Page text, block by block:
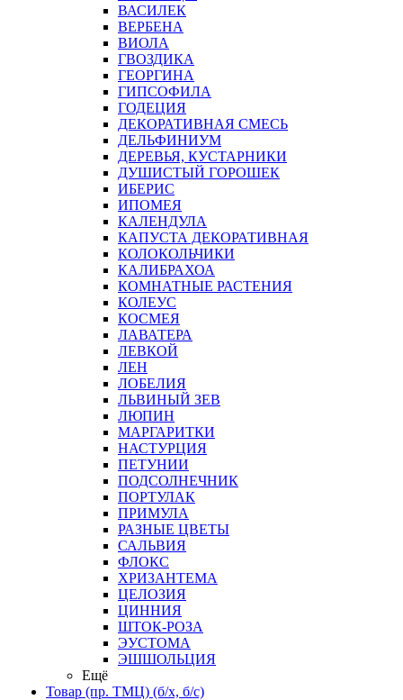
ВАСИЛЕК
ВЕРБЕНА
ВИОЛА
ГВОЗДИКА
ГЕОРГИНА
ГИПСОФИЛА
ГОДЕЦИЯ
ДЕКОРАТИВНАЯ СМЕСЬ
ДЕЛЬФИНИУМ
ДЕРЕВЬЯ, КУСТАРНИКИ
ДУШИСТЫЙ ГОРОШЕК
ИБЕРИС
ИПОМЕЯ
КАЛЕНДУЛА
КАПУСТА ДЕКОРАТИВНАЯ
КОЛОКОЛЬЧИКИ
КАЛИБРАХОА
КОМНАТНЫЕ РАСТЕНИЯ
КОЛЕУС
КОСМЕЯ
ЛАВАТЕРА
ЛЕВКОЙ
ЛЕН
ЛОБЕЛИЯ
ЛЬВИНЫЙ ЗЕВ
ЛЮПИН
МАРГАРИТКИ
НАСТУРЦИЯ
ПЕТУНИИ
ПОДСОЛНЕЧНИК
ПОРТУЛАК
ПРИМУЛА
РАЗНЫЕ ЦВЕТЫ
САЛЬВИЯ
ФЛОКС
ХРИЗАНТЕМА
ЦЕЛОЗИЯ
ЦИННИЯ
ШТОК-РОЗА
ЭУСТОМА
ЭШШОЛЬЦИЯ
Ещё
Товар (пр. ТМЦ) (б/х, б/с)